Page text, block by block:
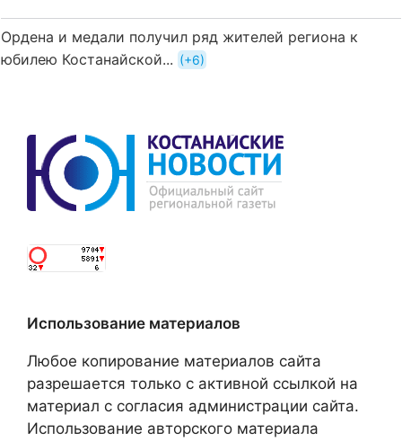
Ордена и медали получил ряд жителей региона к
юбилею Костанайской...
+6
Использование материалов
Любое копирование материалов сайта
разрешается только с активной ссылкой на
материал с согласия администрации сайта.
Использование авторского материала